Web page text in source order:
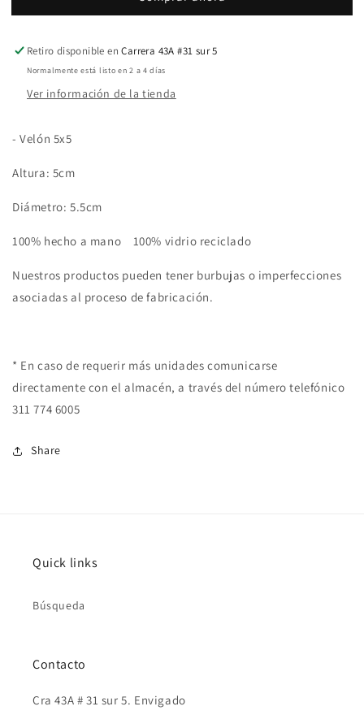
Retiro disponible enCarrera 43A #31 sur 5
Normalmente está listo en 2 a 4 días
Ver información de la tienda
- Velón 5x5
Altura: 5cm
Diámetro: 5.5cm
100% hecho a mano 100% vidrio reciclado
Nuestros productos pueden tener burbujas o imperfecciones
asociadas al proceso de fabricación.
* En caso de requerir más unidades comunicarse
directamente con el almacén, a través del número telefónico
311 774 6005
Share
Quick links
Búsqueda
Contacto
Cra 43A # 31 sur 5. Envigado